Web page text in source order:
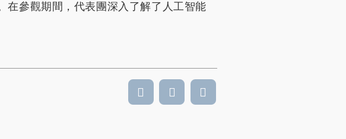
在參觀期間，代表團深入了解了人工智能